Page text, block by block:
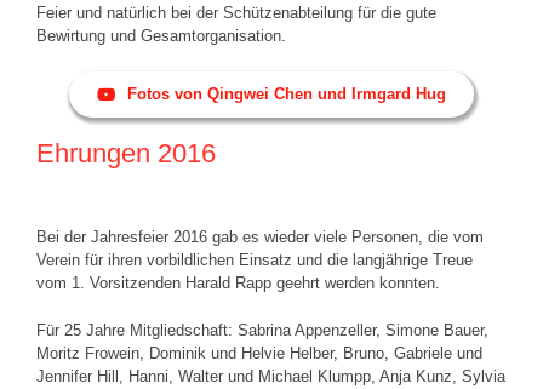
Feier und natürlich bei der Schützenabteilung für die gute
Bewirtung und Gesamtorganisation.
Fotos von Qingwei Chen und Irmgard Hug
Ehrungen 2016
Bei der Jahresfeier 2016 gab es wieder viele Personen, die vom
Verein für ihren vorbildlichen Einsatz und die langjährige Treue
vom 1. Vorsitzenden Harald Rapp geehrt werden konnten.
Für 25 Jahre Mitgliedschaft: Sabrina Appenzeller, Simone Bauer,
Moritz Frowein, Dominik und Helvie Helber, Bruno, Gabriele und
Jennifer Hill, Hanni, Walter und Michael Klumpp, Anja Kunz, Sylvia